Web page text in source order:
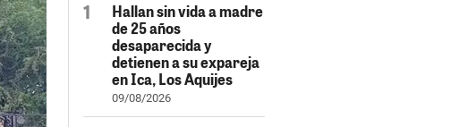
Hallan sin vida a madre
de 25 años
desaparecida y
detienen a su expareja
en Ica, Los Aquijes
09/08/2026